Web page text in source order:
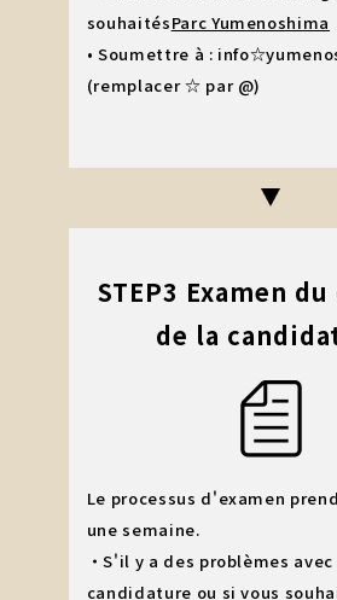
souhaitésParc Yumenoshima
• Soumettre à :
(remplacer ☆ par @)
STEP3 Examen
de la
Le processus d'examen
une semaine.
・S'il y a des problèmes
candidature ou si vous